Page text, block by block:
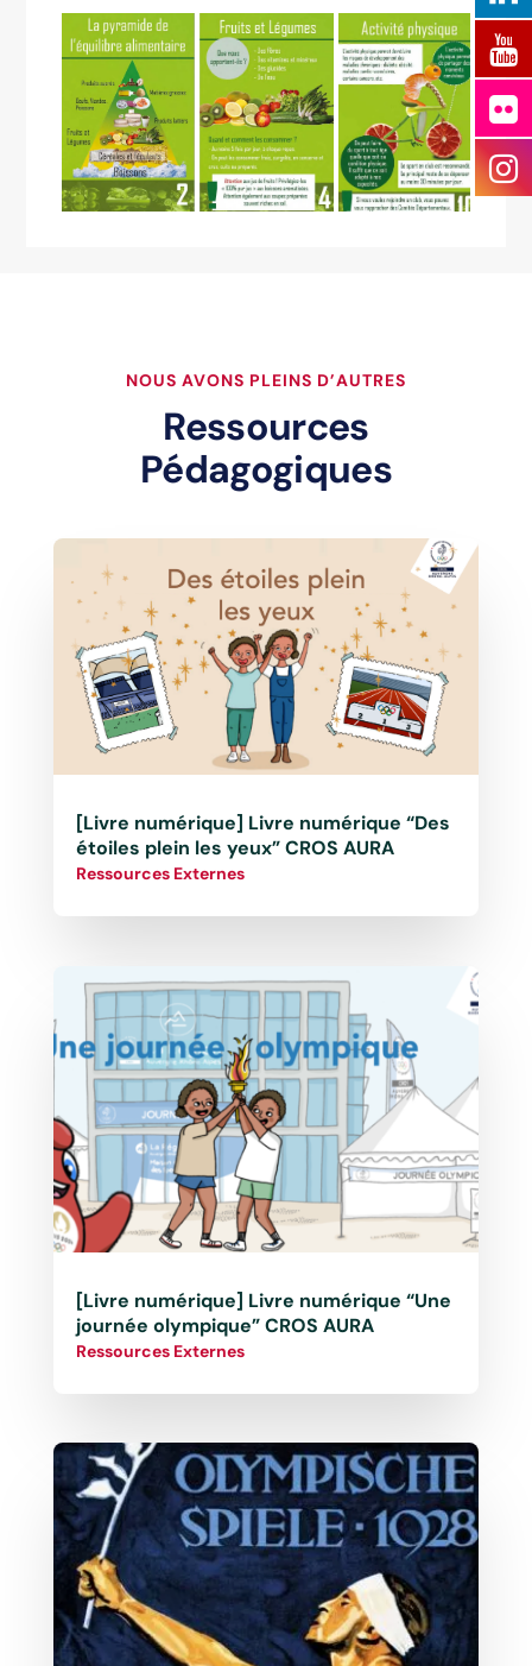
NOUS AVONS PLEINS D’AUTRES
Ressources
Pédagogiques
[Livre numérique] Livre numérique “Des
étoiles plein les yeux” CROS AURA
Ressources Externes
[Livre numérique] Livre numérique “Une
journée olympique” CROS AURA
Ressources Externes